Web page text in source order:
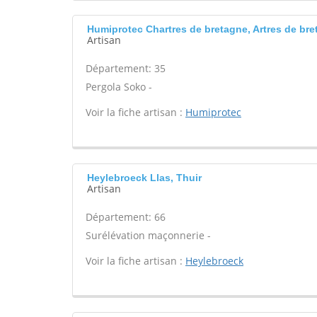
Humiprotec Chartres de bretagne, Artres de
Artisan
Département: 35
Pergola Soko -
Voir la fiche artisan : Humiprotec
Heylebroeck Llas, Thuir
Artisan
Département: 66
Surélévation maçonnerie -
Voir la fiche artisan : Heylebroeck